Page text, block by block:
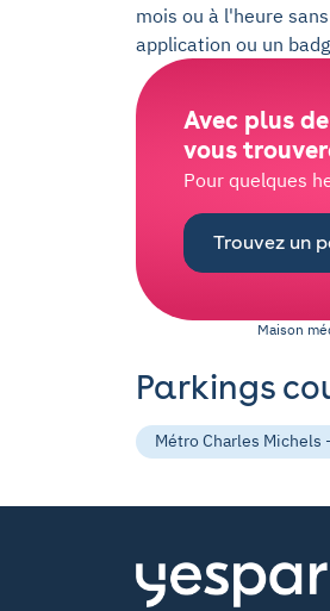
mois ou à l'heure
application ou un
Avec plus de
vous
Pour quelques
Trouvez un
Maison
Parkings
Métro Charles Michels